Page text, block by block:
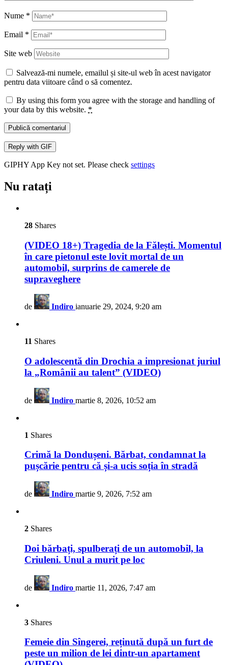
Nume *
Email *
Site web
Salvează-mi numele, emailul și site-ul web în acest navigator
pentru data viitoare când o să comentez.
By using this form you agree with the storage and handling of
your data by this website. *
Publică comentariul
Reply with GIF
GIPHY App Key not set. Please check settings
Nu ratați
28 Shares
(VIDEO 18+) Tragedia de la Fălești. Momentul
în care pietonul este lovit mortal de un
automobil, surprins de camerele de
supraveghere
de Indiro ianuarie 29, 2024, 9:20 am
11 Shares
O adolescentă din Drochia a impresionat juriul
la „Românii au talent” (VIDEO)
de Indiro martie 8, 2026, 10:52 am
1 Shares
Crimă la Dondușeni. Bărbat, condamnat la
pușcărie pentru că și-a ucis soția în stradă
de Indiro martie 9, 2026, 7:52 am
2 Shares
Doi bărbați, spulberați de un automobil, la
Criuleni. Unul a murit pe loc
de Indiro martie 11, 2026, 7:47 am
3 Shares
Femeie din Sîngerei, reținută după un furt de
peste un milion de lei dintr-un apartament